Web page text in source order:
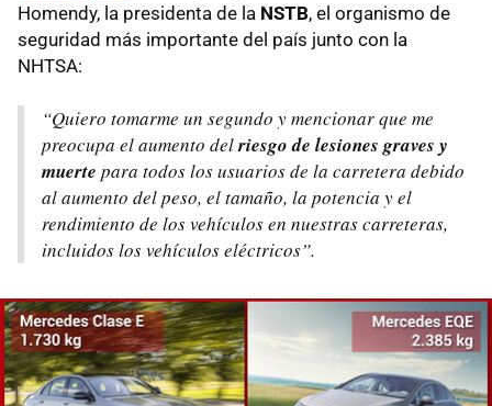
Homendy, la presidenta de la NSTB, el organismo de
seguridad más importante del país junto con la
NHTSA:
“Quiero tomarme un segundo y mencionar que me
preocupa el aumento delriesgo de lesiones graves y
muerte para todos los usuarios de la carretera debido
al aumento del peso, el tamaño, la potencia y el
rendimiento de los vehículos en nuestras carreteras,
incluidos los vehículos eléctricos”.